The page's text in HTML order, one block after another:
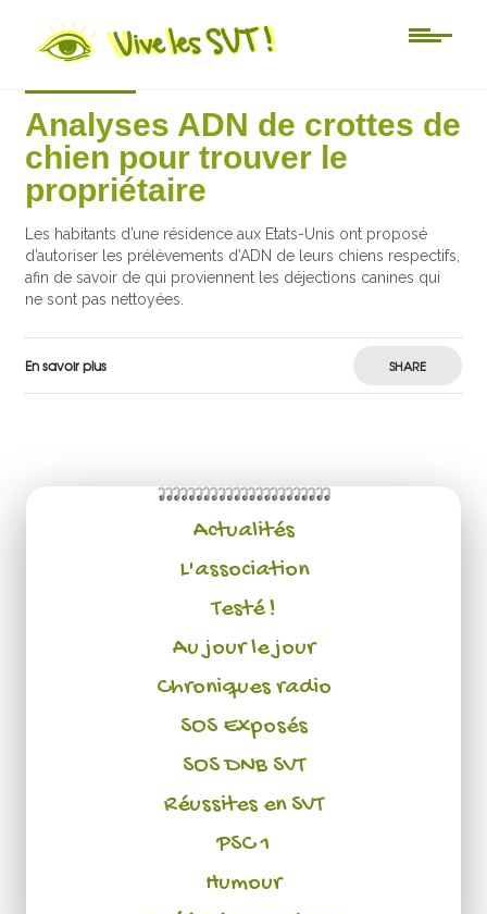
Analyses ADN de crottes de
chien pour trouver le
propriétaire
Les habitants d’une résidence aux Etats-Unis ont proposé
d’autoriser les prélèvements d’ADN de leurs chiens respectifs,
afin de savoir de qui proviennent les déjections canines qui
ne sont pas nettoyées.
En savoir plus SHARE
Actualités
L'association
Testé !
Au jour le jour
Chroniques radio
SOS Exposés
SOS DNB SVT
Réussites en SVT
PSC 1
Humour